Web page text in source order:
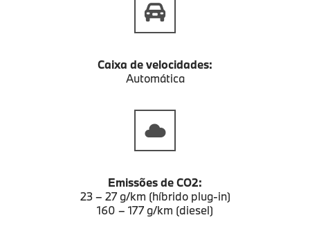
Caixa de velocidades:
Automática
Emissões de CO2:
23 – 27 g/km (híbrido plug-in)
160 – 177 g/km (diesel)